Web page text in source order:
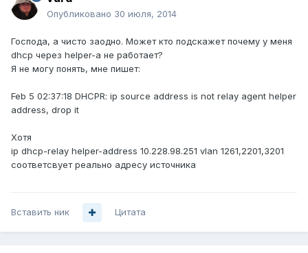
Опубликовано 30 июля, 2014
Господа, а чисто заодно. Может кто подскажет почему у меня
dhcp через helper-а не работает?
Я не могу понять, мне пишет:
Feb 5 02:37:18 DHCPR: ip source address is not relay agent helper
address, drop it
Хотя
ip dhcp-relay helper-address 10.228.98.251 vlan 1261,2201,3201
соответсвует реально адресу источника
Вставить ник Цитата